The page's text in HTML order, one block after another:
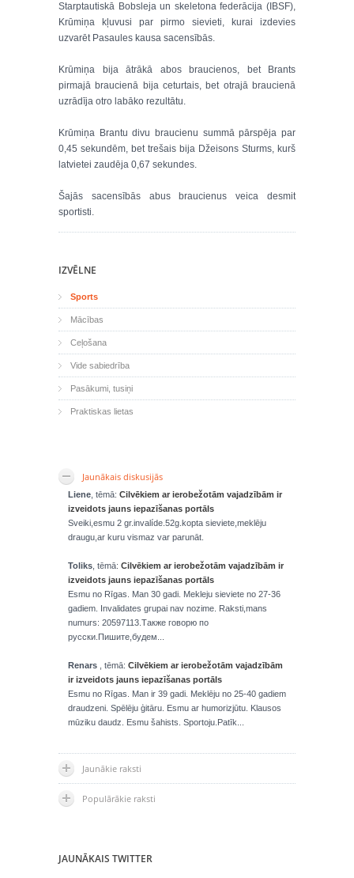
Starptautiskā Bobsleja un skeletona federācija (IBSF),
Krūmiņa kļuvusi par pirmo sievieti, kurai izdevies
uzvarēt Pasaules kausa sacensībās.
Krūmiņa bija ātrākā abos braucienos, bet Brants
pirmajā braucienā bija ceturtais, bet otrajā braucienā
uzrādīja otro labāko rezultātu.
Krūmiņa Brantu divu braucienu summā pārspēja par
0,45 sekundēm, bet trešais bija Džeisons Sturms, kurš
latvietei zaudēja 0,67 sekundes.
Šajās sacensībās abus braucienus veica desmit
sportisti.
IZVĒLNE
Sports
Mācības
Ceļošana
Vide sabiedrība
Pasākumi, tusiņi
Praktiskas lietas
Jaunākais diskusijās
Liene , tēmā: Cilvēkiem ar ierobežotām vajadzībām ir
izveidots jauns iepazīšanas portāls
Sveiki,esmu 2 gr.invalíde.52g.kopta sieviete,meklēju
draugu,ar kuru vismaz var parunāt.
Toliks , tēmā: Cilvēkiem ar ierobežotām vajadzībām ir
izveidots jauns iepazīšanas portāls
Esmu no Rīgas. Man 30 gadi. Mekleju sieviete no 27-36
gadiem. Invalidates grupai nav nozime. Raksti,mans
numurs: 20597113.Также говорю по
русски.Пишите,будем...
Renars , tēmā: Cilvēkiem ar ierobežotām vajadzībām
ir izveidots jauns iepazīšanas portāls
Esmu no Rīgas. Man ir 39 gadi. Meklēju no 25-40 gadiem
draudzeni. Spēlēju ģitāru. Esmu ar humorizjūtu. Klausos
mūziku daudz. Esmu šahists. Sportoju.Patīk...
Jaunākie raksti
Populārākie raksti
JAUNĀKAIS TWITTER